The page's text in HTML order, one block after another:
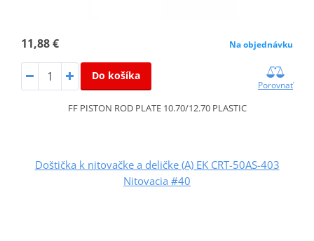
11,88 € Na objednávku
Do košíka
Porovnať
FF PISTON ROD PLATE 10.70/12.70 PLASTIC
Doštička k nitovačke a deličke (A) EK CRT-50AS-403
Nitovacia #40